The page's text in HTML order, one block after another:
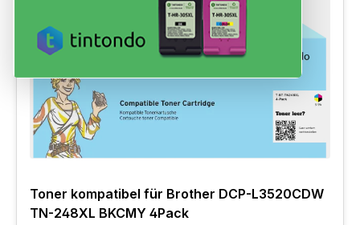
Toner kompatibel für Brother DCP-L3520CDW
TN-248XL BKCMY 4Pack